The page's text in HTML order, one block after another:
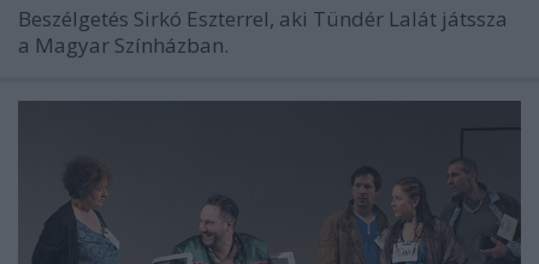
Beszélgetés Sirkó Eszterrel, aki Tündér Lalát játssza
a Magyar Színházban.